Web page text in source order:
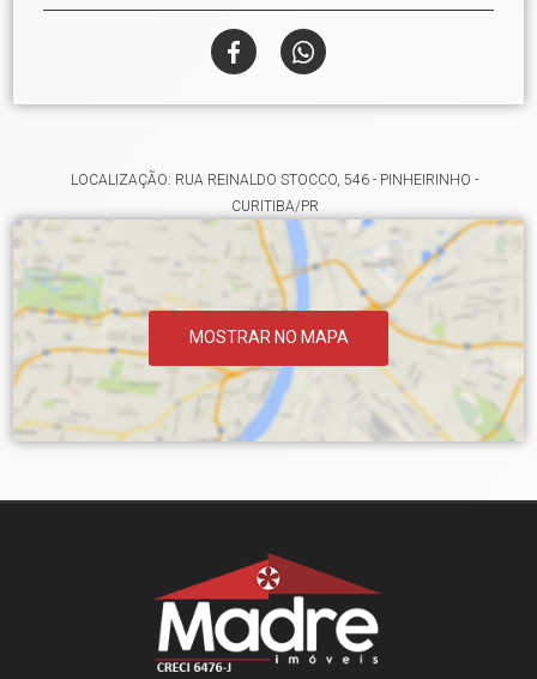
LOCALIZAÇÃO: RUA REINALDO STOCCO, 546 - PINHEIRINHO -
CURITIBA/PR
MOSTRAR NO MAPA